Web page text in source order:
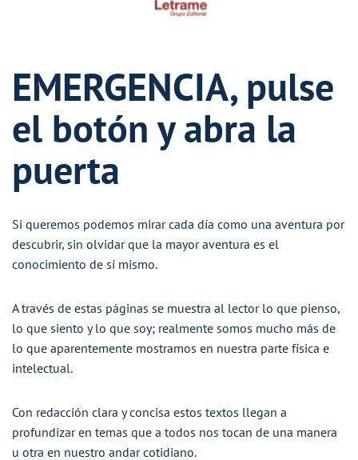
EMERGENCIA, pulse
el botón y abra la
puerta
Si queremos podemos mirar cada día como una aventura por
descubrir, sin olvidar que la mayor aventura es el
conocimiento de sí mismo.
A través de estas páginas se muestra al lector lo que pienso,
lo que siento y lo que soy; realmente somos mucho más de
lo que aparentemente mostramos en nuestra parte física e
intelectual.
Con redacción clara y concisa estos textos llegan a
profundizar en temas que a todos nos tocan de una manera
u otra en nuestro andar cotidiano.